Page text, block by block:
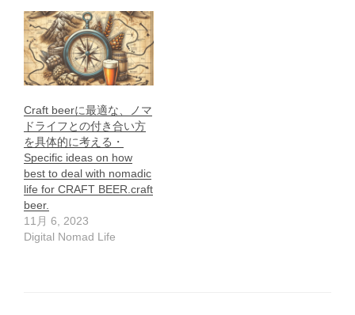
Craft beerに最適な、ノマ
ドライフとの付き合い方
を具体的に考える・
Specific ideas on how
best to deal with nomadic
life for CRAFT BEER.craft
beer.
11月 6, 2023
Digital Nomad Life